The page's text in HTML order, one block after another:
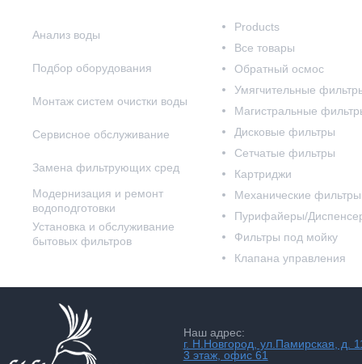
Анализ воды
Подбор оборудования
Монтаж систем очистки воды
Сервисное обслуживание
Замена фильтрующих сред
Модернизация и ремонт
водоподготовки
Установка и обслуживание
бытовых фильтров
Products
Все товары
Обратный осмос
Умягчительные
Магистральные
Дисковые фильтры
Сетчатые фильтры
Картриджи
Механические фильтры
Пурифайеры/
Фильтры под мойку
Клапана управления
Наш адрес:
г. Н.Новгород, ул.Памирская, д.
3 этаж, офис 61